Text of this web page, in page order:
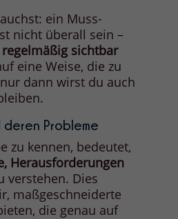
ein Muss-
nicht überall sein –
regelmäßig sichtbar
eine Weise, die zu
dann wirst du auch
Probleme
zu kennen, bedeutet,
Herausforderungen
verstehen. Dies
maßgeschneiderte
die genau auf